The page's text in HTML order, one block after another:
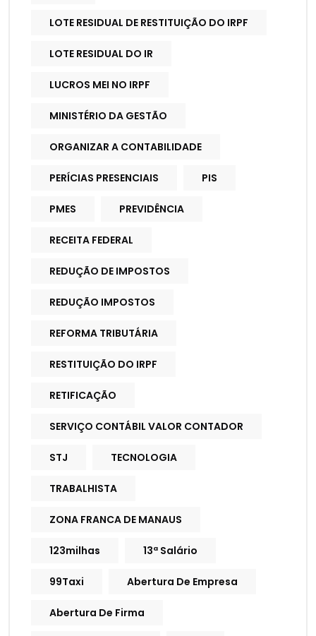
LOTE RESIDUAL DE RESTITUIÇÃO DO IRPF
LOTE RESIDUAL DO IR
LUCROS MEI NO IRPF
MINISTÉRIO DA GESTÃO
ORGANIZAR A CONTABILIDADE
PERÍCIAS PRESENCIAIS PIS
PMES PREVIDÊNCIA
RECEITA FEDERAL
REDUÇÃO DE IMPOSTOS
REDUÇÃO IMPOSTOS
REFORMA TRIBUTÁRIA
RESTITUIÇÃO DO IRPF
RETIFICAÇÃO
SERVIÇO CONTÁBIL VALOR CONTADOR
STJ TECNOLOGIA
TRABALHISTA
ZONA FRANCA DE MANAUS
123milhas 13ª Salário
99Taxi Abertura De Empresa
Abertura De Firma